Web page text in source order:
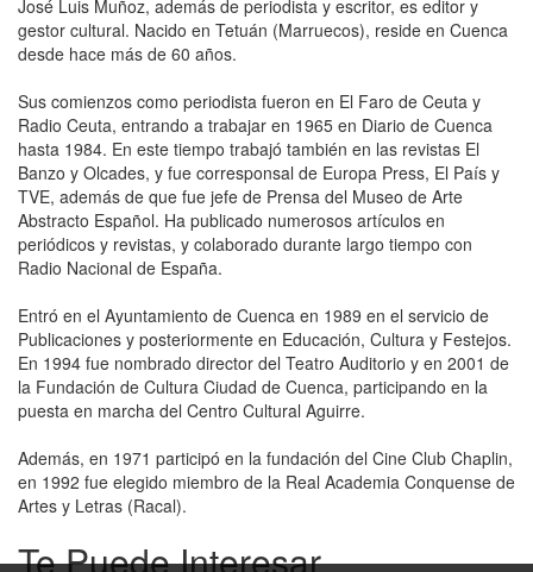
José Luis Muñoz, además de periodista y escritor, es editor y
gestor cultural. Nacido en Tetuán (Marruecos), reside en Cuenca
desde hace más de 60 años.
Sus comienzos como periodista fueron en El Faro de Ceuta y
Radio Ceuta, entrando a trabajar en 1965 en Diario de Cuenca
hasta 1984. En este tiempo trabajó también en las revistas El
Banzo y Olcades, y fue corresponsal de Europa Press, El País y
TVE, además de que fue jefe de Prensa del Museo de Arte
Abstracto Español. Ha publicado numerosos artículos en
periódicos y revistas, y colaborado durante largo tiempo con
Radio Nacional de España.
Entró en el Ayuntamiento de Cuenca en 1989 en el servicio de
Publicaciones y posteriormente en Educación, Cultura y Festejos.
En 1994 fue nombrado director del Teatro Auditorio y en 2001 de
la Fundación de Cultura Ciudad de Cuenca, participando en la
puesta en marcha del Centro Cultural Aguirre.
Además, en 1971 participó en la fundación del Cine Club Chaplin,
en 1992 fue elegido miembro de la Real Academia Conquense de
Artes y Letras (Racal).
Te Puede Interesar